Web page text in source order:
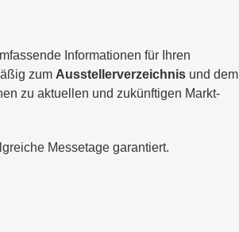
Informationen für Ihren
zum Ausstellerverzeichnis und dem
zu aktuellen und zukünftigen Markt-
Messetage garantiert.